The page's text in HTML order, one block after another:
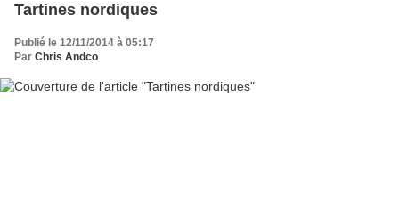
Tartines nordiques
Publié le 12/11/2014 à 05:17
Par Chris Andco